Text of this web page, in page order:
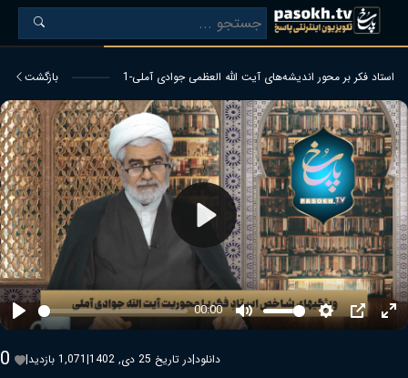
استاد فکر بر محور اندیشه‌های آیت الله العظمی جوادی آملی-1 بازگشت
Play
00:00
Mute SettingsPIP
Play
0 | 1,071 بازدید| در تاریخ 25 دی, 1402|دانلود